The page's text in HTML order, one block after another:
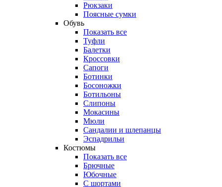
Рюкзаки
Поясные сумки
Обувь
Показать все
Туфли
Балетки
Кроссовки
Сапоги
Ботинки
Босоножки
Ботильоны
Слипоны
Мокасины
Мюли
Сандалии и шлепанцы
Эспадрильи
Костюмы
Показать все
Брючные
Юбочные
С шортами